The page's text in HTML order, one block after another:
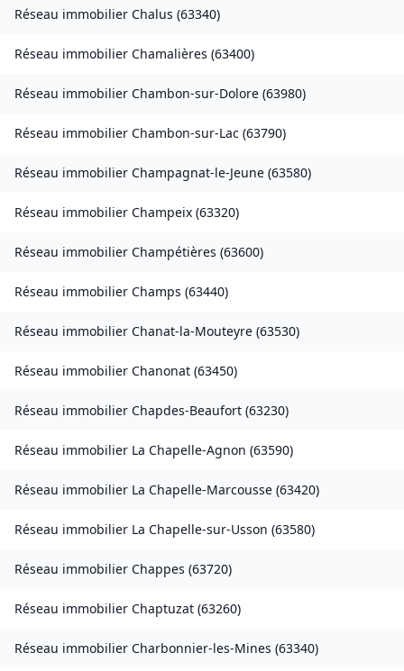
Réseau immobilier Chalus (63340)
Réseau immobilier Chamalières (63400)
Réseau immobilier Chambon-sur-Dolore (63980)
Réseau immobilier Chambon-sur-Lac (63790)
Réseau immobilier Champagnat-le-Jeune (63580)
Réseau immobilier Champeix (63320)
Réseau immobilier Champétières (63600)
Réseau immobilier Champs (63440)
Réseau immobilier Chanat-la-Mouteyre (63530)
Réseau immobilier Chanonat (63450)
Réseau immobilier Chapdes-Beaufort (63230)
Réseau immobilier La Chapelle-Agnon (63590)
Réseau immobilier La Chapelle-Marcousse (63420)
Réseau immobilier La Chapelle-sur-Usson (63580)
Réseau immobilier Chappes (63720)
Réseau immobilier Chaptuzat (63260)
Réseau immobilier Charbonnier-les-Mines (63340)